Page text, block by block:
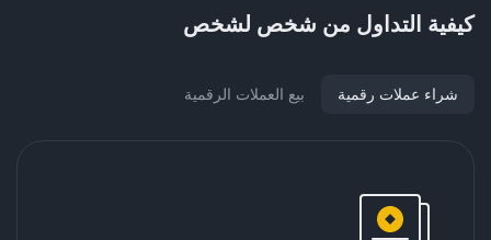
كيفية التداول من شخص لشخص
شراء عملات رقمية بيع العملات الرقمية